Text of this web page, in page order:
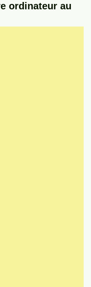
ordinateur au